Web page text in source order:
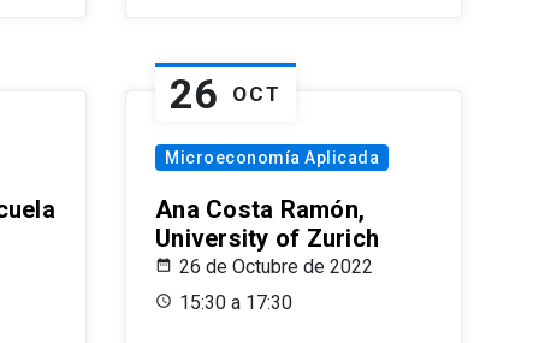
26 OCT
Microeconomía Aplicada
Ana Costa Ramón,
University of Zurich
26 de Octubre de 2022
15:30 a 17:30